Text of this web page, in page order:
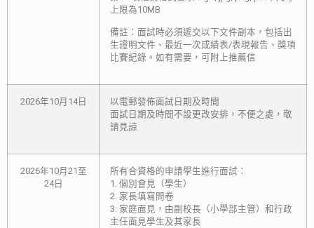
上限為10MB
備註：面試時必須遞交以下文件副本，包括出
生證明文件、最近一次成績表/表現報告、獎項
比賽紀錄。如有需要，可附上推薦信
2026年10月14日
以電郵發佈面試日期及時間
面試日期及時間不設更改安排，不便之處，敬
請見諒
2026年10月21至
24日
所有合資格的申請學生進行面試：
1. 個別會見（學生）
2. 家長填寫問卷
3. 家庭面見，由副校長（小學部主管）和行政
主任面見學生及其家長